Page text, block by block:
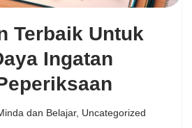
Terbaik Untuk
Ingatan
dan Belajar, Uncategorized